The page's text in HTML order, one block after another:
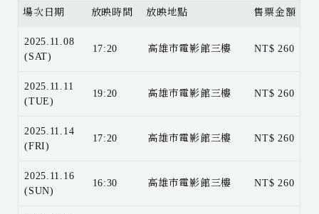
場次日期 放映時間 放映地點 售票金額
2025.11.08
(SAT)
17:20 高雄市電影館三樓 NT$ 260
2025.11.11
(TUE)
19:20 高雄市電影館三樓 NT$ 260
2025.11.14
(FRI)
17:20 高雄市電影館三樓 NT$ 260
2025.11.16
(SUN)
16:30 高雄市電影館三樓 NT$ 260